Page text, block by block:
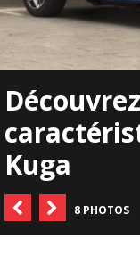
Kuga
8 PHOTOS